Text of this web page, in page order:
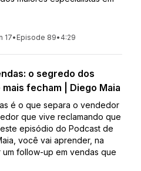
17• Episode 89• 4:29
o segredo dos
fecham | Diego Maia
é o que separa o vendedor
que vive reclamando que
episódio do Podcast de
você vai aprender, na
follow-up em vendas que